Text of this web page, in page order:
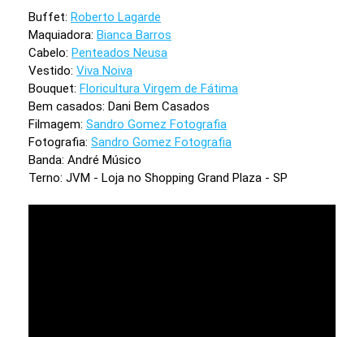
Buffet: Roberto Lagarde
Maquiadora: Bianca Barros
Cabelo: Penteados Neusa
Vestido: Viva Noiva
Bouquet: Floricultura Virgem de Fátima
Bem casados: Dani Bem Casados
Filmagem: Sandro Gomez Fotografia
Fotografia: Sandro Gomez Fotografia
Banda: André Músico
Terno: JVM - Loja no Shopping Grand Plaza - SP